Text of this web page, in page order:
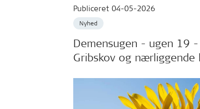
Publiceret 04-05-2026
Nyhed
Demensugen - ugen 19
Gribskov og nærliggende